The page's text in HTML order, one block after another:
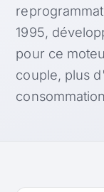
1995,
pour ce
couple, plus